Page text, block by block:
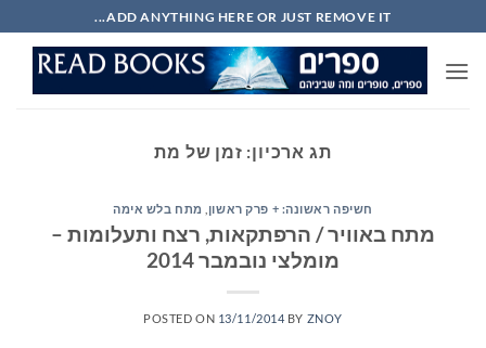
to
content
ADD ANYTHING HERE OR JUST REMOVE IT...
תג ארכיון: זמן של מת
חשיפה ראשונה: + פרק ראשון מתח בלש אימה
מתח באוויר / הרפתקאות, רצח ותעלומות –
מומלצי נובמבר 2014
POSTED ON 13/11/2014 BY ZNOY